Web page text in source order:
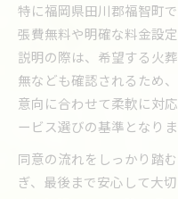
特に福岡県田川郡福智町
張費無料や明確な料金設
説明の際は、希望する火
無なども確認されるため
意向に合わせて柔軟に対
ービス選びの基準となりま
同意の流れをしっかり踏
ぎ、最後まで安心して大